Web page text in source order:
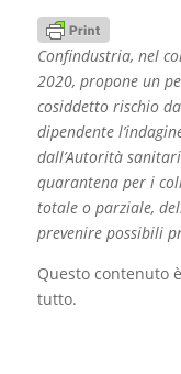
Confindustria, nel
2020, propone un
cosiddetto rischio
dipendente
dall’Autorità
quarantena per i
totale o parziale,
prevenire possibili
Questo contenuto
tutto.